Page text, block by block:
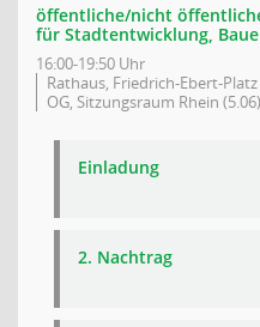
öffentliche/nicht
für Stadtentwicklung,
16:00-19:50 Uhr
Rathaus, Friedrich-Ebert-
OG, Sitzungsraum Rhein (5.06)
Einladung
2. Nachtrag